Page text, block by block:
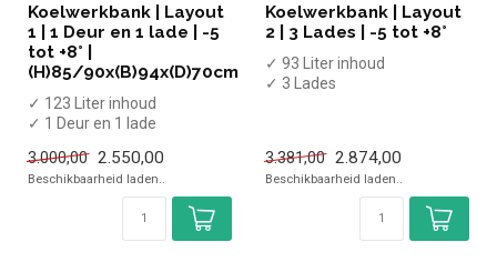
Koelwerkbank | Layout
1 | 1 Deur en 1 lade | -5
tot +8° |
(H)85/90x(B)94x(D)70cm
✓ 123 Liter inhoud
✓ 1 Deur en 1 lade
✓ Geforceerd
✓ Bree...
3.000,00 2.550,00
Beschikbaarheid laden..
Koelwerkbank | Layout
2 | 3 Lades | -5 tot +8°
✓ 93 Liter inhoud
✓ 3 Lades
3.381,00 2.874,00
Beschikbaarheid laden..